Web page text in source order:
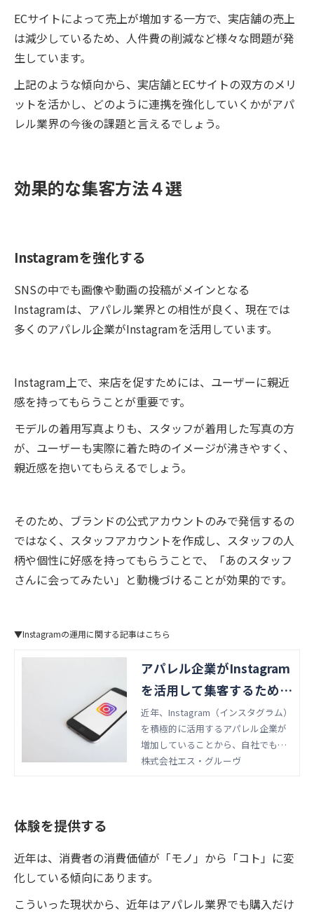
ECサイトによって売上が増加する一方で、実店舗の売上
は減少しているため、人件費の削減など様々な問題が発
生しています。
上記のような傾向から、実店舗とECサイトの双方のメリ
ットを活かし、どのように連携を強化していくかがアパ
レル業界の今後の課題と言えるでしょう。
効果的な集客方法４選
Instagramを強化する
SNSの中でも画像や動画の投稿がメインとなる
Instagramは、アパレル業界との相性が良く、現在では
多くのアパレル企業がInstagramを活用しています。
Instagram上で、来店を促すためには、ユーザーに親近
感を持ってもらうことが重要です。
モデルの着用写真よりも、スタッフが着用した写真の方
が、ユーザーも実際に着た時のイメージが沸きやすく、
親近感を抱いてもらえるでしょう。
そのため、ブランドの公式アカウントのみで発信するの
ではなく、スタッフアカウントを作成し、スタッフの人
柄や個性に好感を持ってもらうことで、「あのスタッフ
さんに会ってみたい」と動機づけることが効果的です。
▼Instagramの運用に関する記事はこちら
アパレル企業がInstagram
を活用して集客するために
は？ 運用のコツ9選をご紹
介！
近年、Instagram（インスタグラム）
を積極的に活用するアパレル企業が
増加していることから、自社でも企
業アカウントを開設したいと考えて
ィングに是非お役立てください。
株式会社エス・グルーヴ
体験を提供する
近年は、消費者の消費価値が「モノ」から「コト」に変
化している傾向にあります。
こういった現状から、近年はアパレル業界でも購入だけ